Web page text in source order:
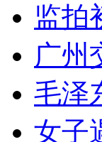
监拍
广州
毛泽
女子